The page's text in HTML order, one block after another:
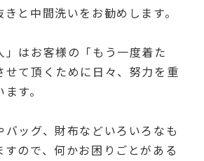
と中間洗いをお勧めします。
」はお客様の「もう一度着た
せて頂くために日々、努力を重
す。
バッグ、財布などいろいろなも
すので、何かお困りごとがある